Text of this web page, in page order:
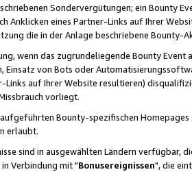
Sondervergütungen; ein Bounty
Anklicken eines Partner-Links auf Ihrer
die in der Anlage beschriebene Bounty-
wenn das zugrundeliegende Bounty
Einsatz von Bots oder
Links auf Ihrer Website resultieren)
vorliegt.
Bounty-spezifischen
erlaubt.
sind in ausgewählten Ländern verfügbar,
Verbindung mit "Bonusereignissen", die